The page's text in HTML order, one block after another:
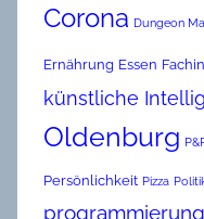
Corona Dungeon
Ernährung Essen
künstliche
Oldenburg
Persönlichkeit Pizza
programmierung